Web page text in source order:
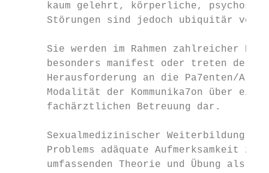
kaum gelehrt, körperliche,
Störungen sind jedoch ubiquitär
Sie werden im Rahmen zahlreicher
besonders manifest oder treten de
Herausforderung an die Pa7enten/
Modalität der Kommunika7on über
      fachärztlichen Betreuung dar.
Sexualmedizinischer Weiterbildung
Problems adäquate Aufmerksamkeit
umfassenden Theorie und Übung als